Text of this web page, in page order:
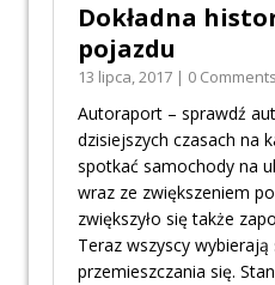
Dokładna
pojazdu
13 lipca, 2017 | 0 Comments
Autoraport – sprawdź
dzisiejszych czasach na
spotkać samochody na
wraz ze zwiększeniem
zwiększyło się także
Teraz wszyscy
przemieszczania się.